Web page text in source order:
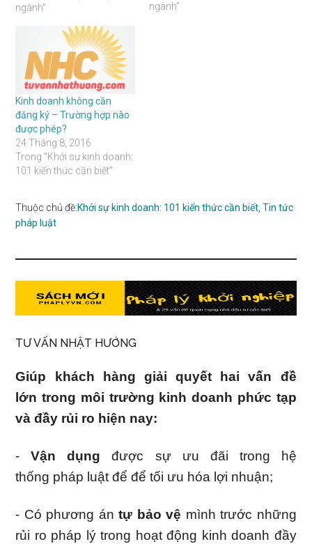
ngày 01/7/2000 trên cơ sở
ngành"
ngành"
Kinh doanh không cần
đăng ký – Trường hợp nào
được phép?
24 Tháng 8, 2016
Trong "Khởi sự kinh doanh:
101 kiến thức cần biết"
Thuộc chủ đề:Khởi sự kinh doanh: 101 kiến thức cần biết ,Tin tức
pháp luật
TƯ VẤN NHẬT HƯỚNG
Giúp khách hàng giải quyết hai vấn đề
lớn trong môi trường kinh doanh phức tạp
và đầy rủi ro hiện nay:
-Vận dụng được sự ưu đãi trong hệ
thống pháp luật để để tối ưu hóa lợi nhuận;
- Có phương ántự bảo vệ mình trước những
rủi ro pháp lý trong hoạt động kinh doanh đầy